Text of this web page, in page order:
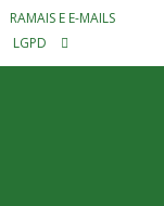
RAMAIS E E-MAILS
LGPD